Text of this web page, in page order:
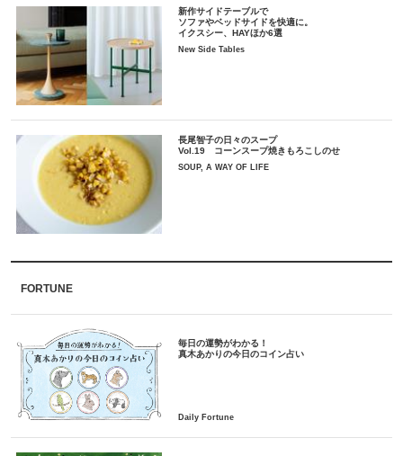
新作サイドテーブルで
ソファやベッドサイドを快適に。
イクスシー、HAYほか6選
New Side Tables
長尾智子の日々のスープ
Vol.19 コーンスープ焼きもろこしのせ
SOUP, A WAY OF LIFE
FORTUNE
毎日の運勢がわかる！